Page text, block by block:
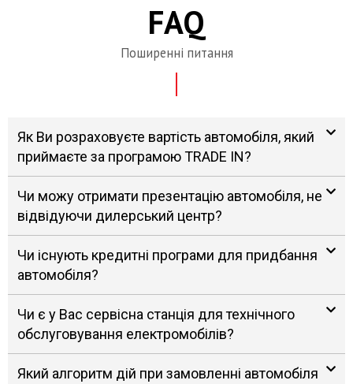
FAQ
Поширенні питання
Як Ви розраховуєте вартість автомобіля, який
приймаєте за програмою TRADE IN?
Чи можу отримати презентацію автомобіля, не
відвідуючи дилерський центр?
Чи існують кредитні програми для придбання
автомобіля?
Чи є у Вас сервісна станція для технічного
обслуговування електромобілів?
Який алгоритм дій при замовленні автомобіля